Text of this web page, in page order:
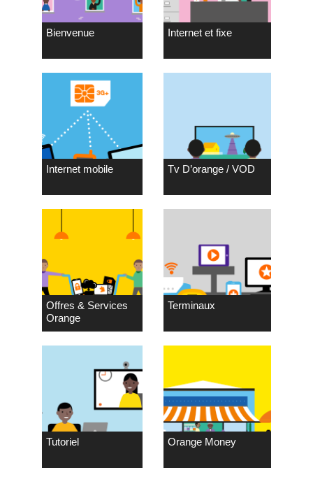
Bienvenue Internet et fixe
Internet mobile Tv D’orange / VOD
Offres & Services
Orange
Terminaux
Tutoriel Orange Money